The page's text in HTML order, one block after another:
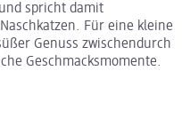
spricht damit
Für eine kleine
Genuss zwischendurch
Geschmacksmomente.